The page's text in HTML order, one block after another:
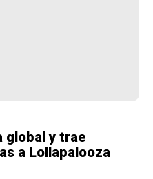
global y trae
a Lollapalooza